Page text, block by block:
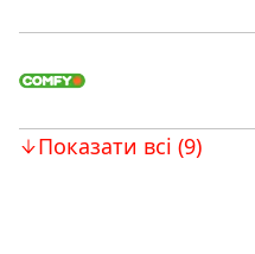
Показати всі (9)